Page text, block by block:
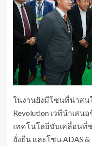
ในงานยังมีโซนที่น่าสน
Revolution เวทีนำเส
เทคโนโลยีขับเคลื่อนที่
ยั่งยืน และโซน ADAS &